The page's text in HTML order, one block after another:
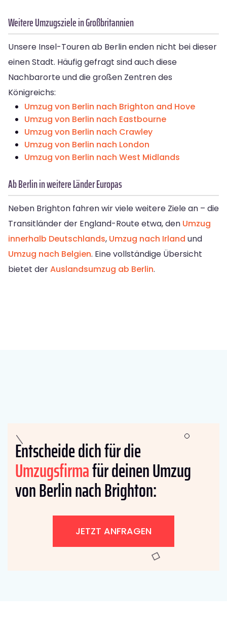
Weitere Umzugsziele in Großbritannien
Unsere Insel-Touren ab Berlin enden nicht bei dieser
einen Stadt. Häufig gefragt sind auch diese
Nachbarorte und die großen Zentren des
Königreichs:
Umzug von Berlin nach Brighton and Hove
Umzug von Berlin nach Eastbourne
Umzug von Berlin nach Crawley
Umzug von Berlin nach London
Umzug von Berlin nach West Midlands
Ab Berlin in weitere Länder Europas
Neben Brighton fahren wir viele weitere Ziele an – die
Transitländer der England-Route etwa, den Umzug
innerhalb Deutschlands, Umzug nach Irland und
Umzug nach Belgien. Eine vollständige Übersicht
bietet derAuslandsumzug ab Berlin.
Entscheide dich für die
Umzugsfirmafür deinen Umzug
von Berlin nach Brighton:
JETZT ANFRAGEN